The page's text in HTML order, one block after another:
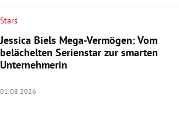
Stars
Jessica Biels Mega-Vermögen: Vom
belächelten Serienstar zur smarten
Unternehmerin
01.08.2026